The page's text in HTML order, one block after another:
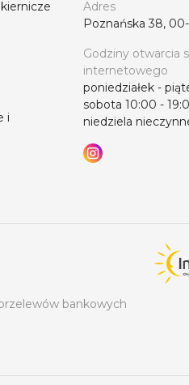
i
Adres
Poznańska 38,
Godziny otwarcia
internetowego
poniedziałek -
sobota 10:00 -
niedziela
bankowych